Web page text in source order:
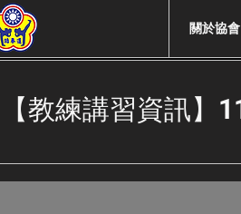
關於協會
【教練講習資訊】